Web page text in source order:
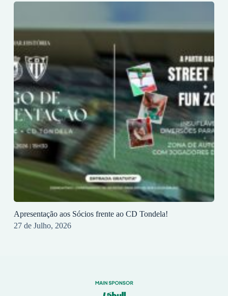
Apresentação aos Sócios frente ao CD Tondela!
27 de Julho, 2026